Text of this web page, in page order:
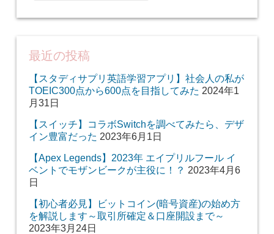
最近の投稿
【スタディサプリ英語学習アプリ】社会人の私が
TOEIC300点から600点を目指してみた 2024年1
月31日
【スイッチ】コラボSwitchを調べてみたら、デザ
イン豊富だった 2023年6月1日
【Apex Legends】2023年 エイプリルフール イ
ベントでモザンビークが主役に！？ 2023年4月6
日
【初心者必見】ビットコイン(暗号資産)の始め方
を解説します～取引所確定＆口座開設まで～
2023年3月24日